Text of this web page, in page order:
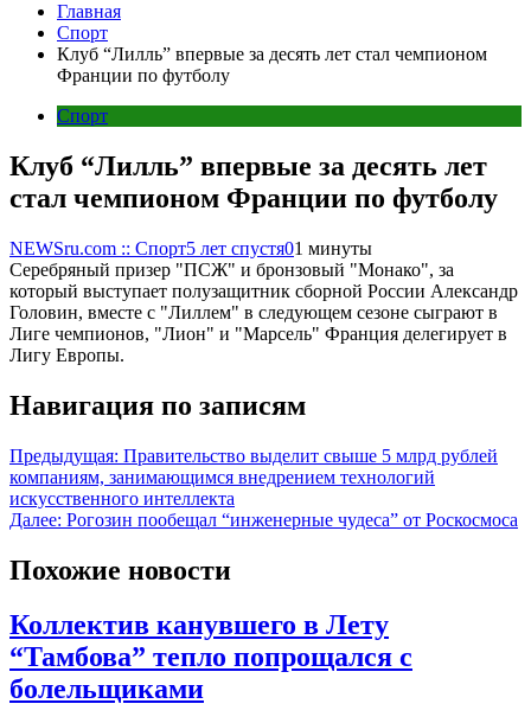
Главная
Спорт
Клуб “Лилль” впервые за десять лет стал чемпионом
Франции по футболу
Спорт
Клуб “Лилль” впервые за десять лет
стал чемпионом Франции по футболу
NEWSru.com :: Спорт5 лет спустя01 минуты
Серебряный призер "ПСЖ" и бронзовый "Монако", за
который выступает полузащитник сборной России Александр
Головин, вместе с "Лиллем" в следующем сезоне сыграют в
Лиге чемпионов, "Лион" и "Марсель" Франция делегирует в
Лигу Европы.
Навигация по записям
Предыдущая: Правительство выделит свыше 5 млрд рублей
компаниям, занимающимся внедрением технологий
искусственного интеллекта
Далее: Рогозин пообещал “инженерные чудеса” от Роскосмоса
Похожие новости
Коллектив канувшего в Лету
“Тамбова” тепло попрощался с
болельщиками